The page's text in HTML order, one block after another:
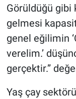
Görüldüğü gibi
gelmesi
genel eğilimin
verelim.’
gerçektir.”
Yaş çay